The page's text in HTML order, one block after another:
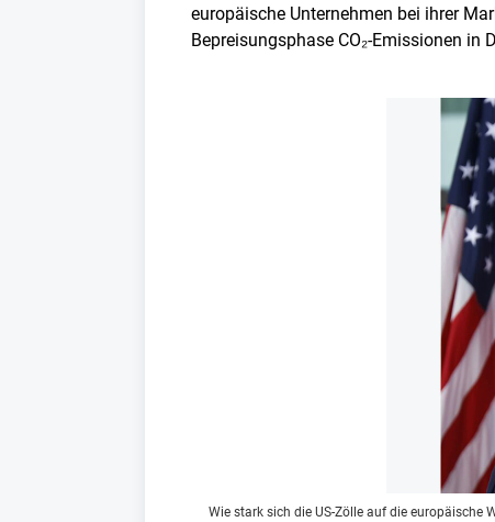
europäische Unternehmen bei ihrer
Bepreisungsphase CO₂-Emissionen
Wie stark sich die US-Zölle auf die europäische